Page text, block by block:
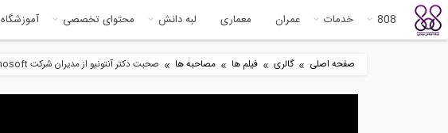
808 خدمات عمران معماری لبه دانش محتوای تخصصی آموزشگاه
صفحه اصلی » گالری » فیلم ها » مصاحبه ها » صحبت دكتر آنتونيو از مديران شركت Seismosoft در ارتباط با تغييرات ورژن هاي جديد نرم افزار هاي...